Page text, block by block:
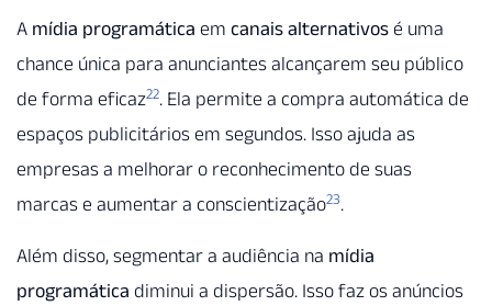
A mídia programática em canais alternativos é uma
chance única para anunciantes alcançarem seu público
de forma eficaz22. Ela permite a compra automática de
espaços publicitários em segundos. Isso ajuda as
empresas a melhorar o reconhecimento de suas
marcas e aumentar a conscientização23.
Além disso, segmentar a audiência na mídia
programática diminui a dispersão. Isso faz os anúncios